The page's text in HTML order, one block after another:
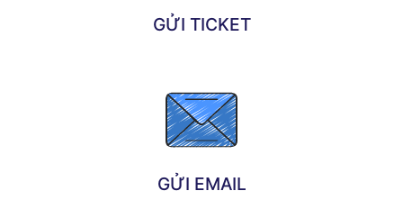
GỬI TICKET
GỬI EMAIL